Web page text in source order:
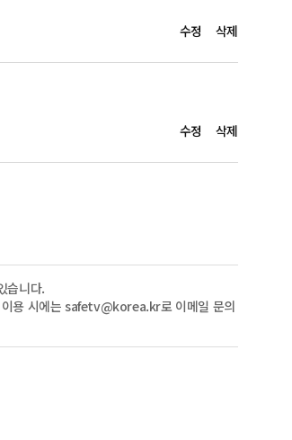
수정 삭제
수정 삭제
습니다.
이용 시에는 safetv@korea.kr로 이메일 문의